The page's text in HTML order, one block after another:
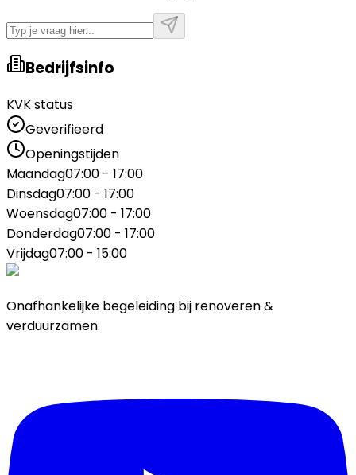
Bedrijfsinfo
KVK status
Geverifieerd
Openingstijden
Maandag07:00 - 17:00
Dinsdag07:00 - 17:00
Woensdag07:00 - 17:00
Donderdag07:00 - 17:00
Vrijdag07:00 - 15:00
Onafhankelijke begeleiding bij renoveren &
verduurzamen.